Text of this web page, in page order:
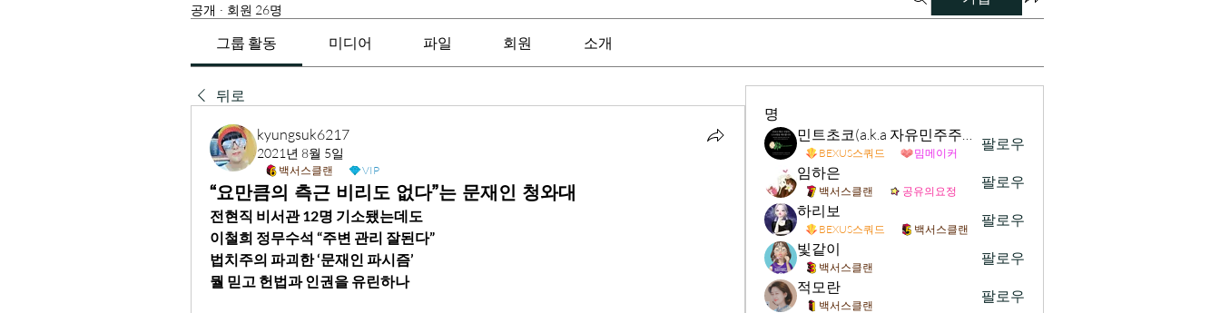
공개 · 회원 26명
그룹 활동 미디어 파일 회원 소개
뒤로
kyungsuk6217
2021년 8월 5일
백서스클랜 VIP
“요만큼의 측근 비리도 없다”는 문재인 청와대
전현직 비서관 12명 기소됐는데도
이철희 정무수석 “주변 관리 잘된다”
법치주의 파괴한 ‘문재인 파시즘’
뭘 믿고 헌법과 인권을 유린하나
명
민트초코(a.k.a 자유민주주의 및 시장경제 가치수호)
BEXUS스쿼드 밈메이커
팔로우
임하은
백서스클랜 공유의요정
팔로우
하리보
BEXUS스쿼드 백서스클랜
팔로우
빛같이
백서스클랜
팔로우
적모란
백서스클랜
팔로우